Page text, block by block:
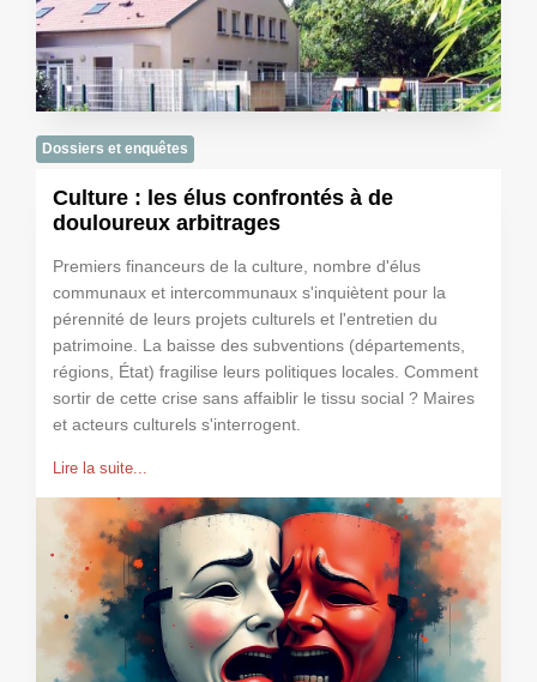
Dossiers et enquêtes
Culture : les élus confrontés à de
douloureux arbitrages
Premiers financeurs de la culture, nombre d'élus
communaux et intercommunaux s'inquiètent pour la
pérennité de leurs projets culturels et l'entretien du
patrimoine. La baisse des subventions (départements,
régions, État) fragilise leurs politiques locales. Comment
sortir de cette crise sans affaiblir le tissu social ? Maires
et acteurs culturels s'interrogent.
Lire la suite...